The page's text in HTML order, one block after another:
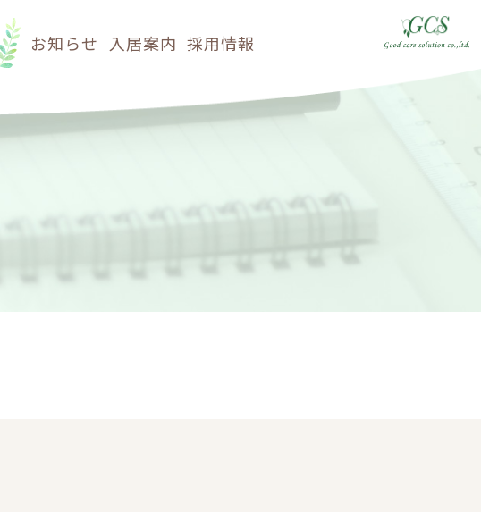
お知らせ 入居案内 採用情報